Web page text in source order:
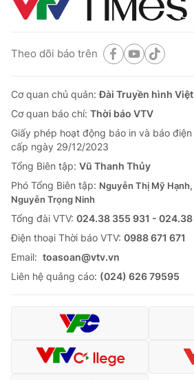
Theo dõi báo trên
Cơ quan chủ quản:Đài Truyền hình Việt
Cơ quan báo chí: Thời báo VTV
Giấy phép hoạt động báo in và báo
cấp ngày 29/12/2023
Tổng Biên tập: Vũ Thanh Thủy
Phó Tổng Biên tập: Nguyễn Thị Mỹ
Nguyễn Trọng Ninh
Tổng đài VTV: 024.38 355 931 -
Ðiện thoại Thời báo VTV: 0988 671 671
Email: toasoan@vtv.vn
Liên hệ quảng cáo: (024) 626 79595